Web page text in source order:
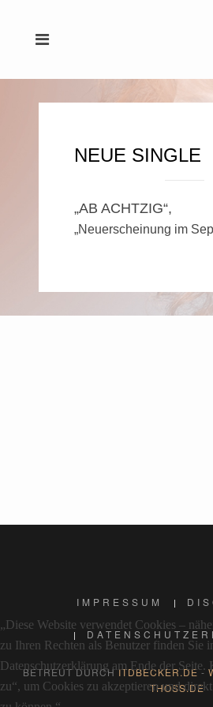
NEUE SINGLE
„AB ACHTZIG“,
„Neuerscheinung im
IMPRESSUM
BETREUT DURCHITDBECKER.DE-
THOSS.DE
„Diese Website verwendet Cookies –
zu Ihren Rechten als Benutzer finden Sie
Datenschutzerklärung am Ende der
zu“, um Cookies zu akzeptieren und